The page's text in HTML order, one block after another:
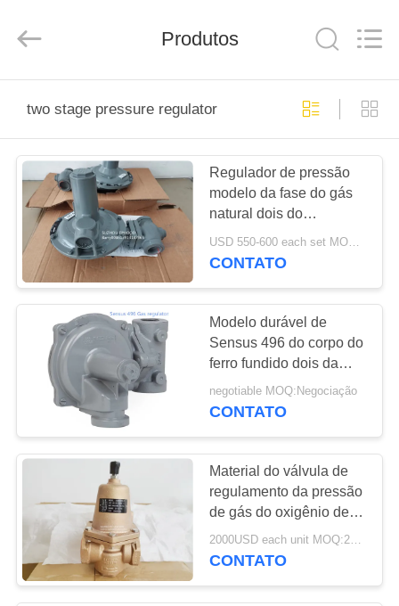
CASA
PRODUTOS
SOBRE
NÓS
VISITA
FÁBRICA
CONTROLE
DE
QUALIDADE
CONTACTE-
NOS
Equipment
Rights
Produtos
two stage pressure regulator
Regulador de pressão
modelo da fase do gás
natural dois do
regulador de Sensus
243-8 Commercial Lpg
USD 550-600 each set MOQ:2sets
CONTATO
Modelo durável de
Sensus 496 do corpo do
ferro fundido dois da
elevada precisão
doméstica do regulador
negotiable MOQ:Negociação
CONTATO
Material do válvula de
regulamento da pressão
de gás do oxigênio de
Cash Valve Clean do
modelo E55/o de bronze
2000USD each unit MOQ:2sets
CONTATO